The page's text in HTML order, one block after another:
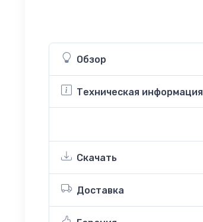
Обзор
Техническая информация
Скачать
Доставка